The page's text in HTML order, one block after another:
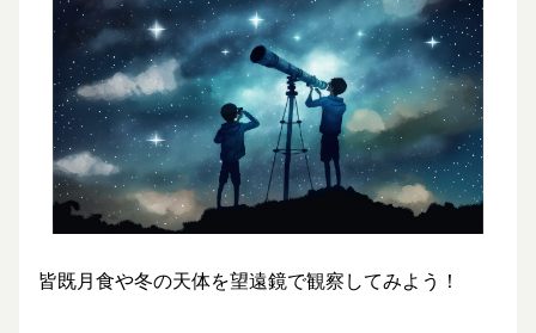
皆既月食や冬の天体を望遠鏡で観察してみよう！